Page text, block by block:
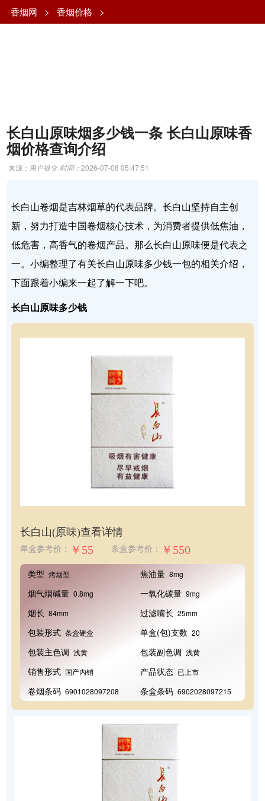
香烟网 > 香烟价格 >
长白山原味烟多少钱一条 长白山原味香
烟价格查询介绍
来源：用户提交 时间：2026-07-08 05:47:51
长白山卷烟是吉林烟草的代表品牌。长白山坚持自主创
新，努力打造中国卷烟核心技术，为消费者提供低焦油，
低危害，高香气的卷烟产品。那么长白山原味便是代表之
一。小编整理了有关长白山原味多少钱一包的相关介绍，
下面跟着小编来一起了解一下吧。
长白山原味多少钱
长白山(原味)查看详情
单盒参考价： ￥55 条盒参考价： ￥550
类型 烤烟型 焦油量 8mg
烟气烟碱量 0.8mg 一氧化碳量 9mg
烟长 84mm 过滤嘴长 25mm
包装形式 条盒硬盒 单盒(包)支数 20
包装主色调 浅黄 包装副色调 浅黄
销售形式 国产内销 产品状态 已上市
卷烟条码 6901028097208 条盒条码 6902028097215